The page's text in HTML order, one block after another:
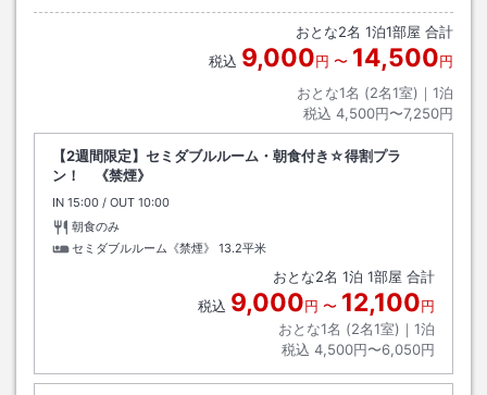
線に向かって、立橋を越えて右の建物になります。
おとな2名 1泊1部屋 合計
税込 9,000円 〜 14,500円
おとな1名 (2名1室)｜ 1泊
税込 4,500円〜7,250円
【2週間限定】セミダブルルーム・朝食付き☆得割プラ
ン！ 《禁煙》
IN チェックイン
15:00 / OUT チェックアウト
10:00
朝食のみ
セミダブルルーム《禁煙》
13.2平米
おとな2名 1泊 1部屋 合計
税込 9,000円 〜 12,100円
おとな1名 (2名1室)｜ 1泊
税込 4,500円〜6,050円